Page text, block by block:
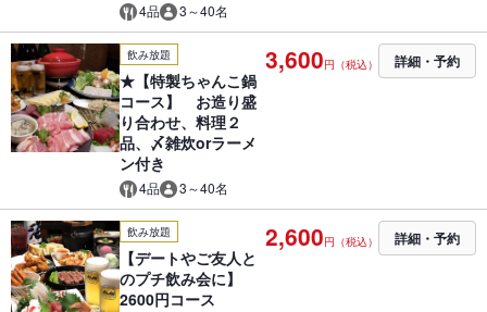
4品 3～40名
飲み放題
★【特製ちゃんこ鍋
コース】 お造り盛
り合わせ、料理２
品、〆雑炊orラーメ
ン付き
4品 3～40名
3,600円（税込） 詳細・予約
飲み放題
【デートやご友人と
のプチ飲み会に】
2600円コース
2,600円（税込） 詳細・予約